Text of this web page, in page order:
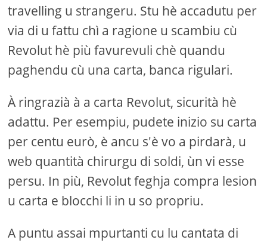
travelling u strangeru. Stu hè accadutu per
via di u fattu chì a ragione u scambiu cù
Revolut hè più favurevuli chè quandu
paghendu cù una carta, banca rigulari.
À ringrazià à a carta Revolut, sicurità hè
adattu. Per esempiu, pudete inizio su carta
per centu eurò, è ancu s'è vo a pirdarà, u
web quantità chirurgu di soldi, ùn vi esse
persu. In più, Revolut feghja compra lesion
u carta e blocchi li in u so propriu.
A puntu assai mpurtanti cu lu cantata di